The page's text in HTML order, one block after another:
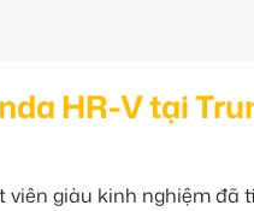
HR-V tại
giàu kinh nghiệm đã